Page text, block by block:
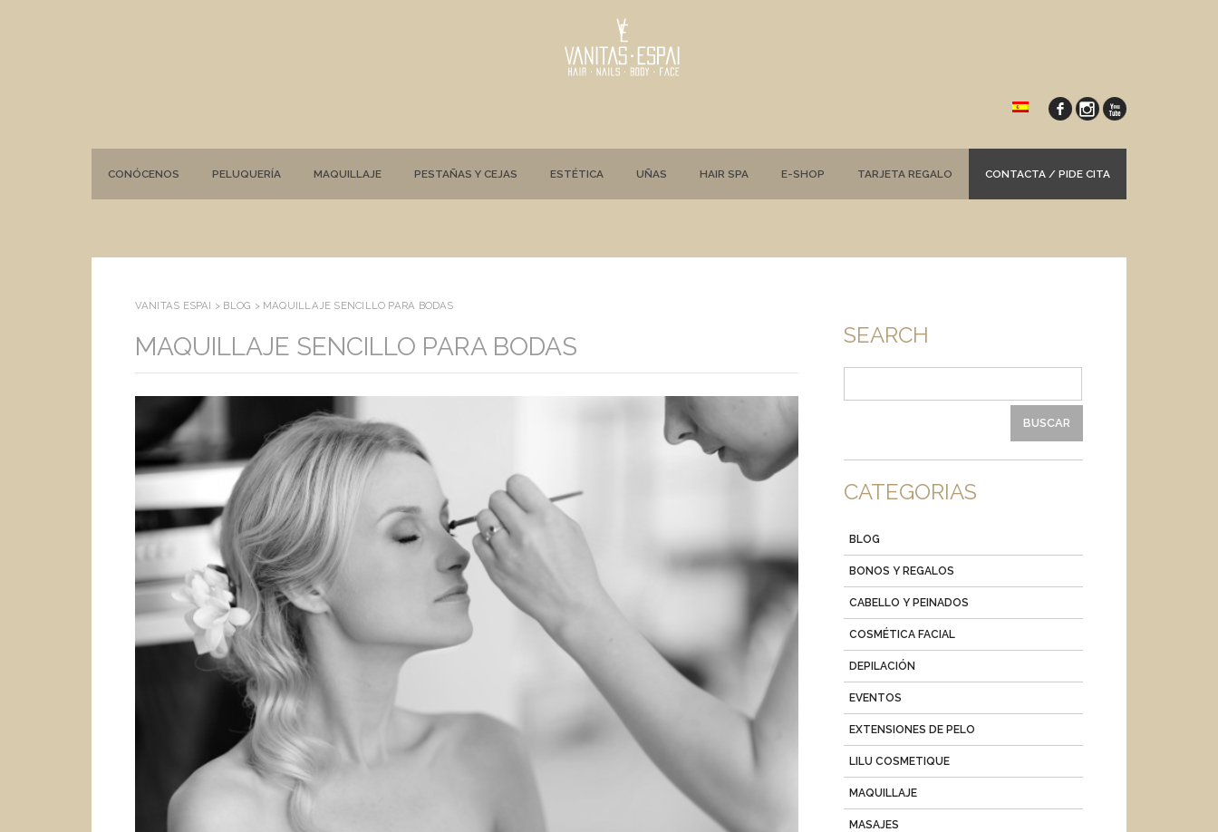
CONÓCENOS PELUQUERÍA MAQUILLAJE PESTAÑAS Y CEJAS ESTÉTICA UÑAS HAIR SPA E-SHOP TARJETA REGALO CONTACTA / PIDE CITA
VANITAS ESPAI > BLOG > MAQUILLAJE SENCILLO PARA BODAS
MAQUILLAJE SENCILLO PARA BODAS SEARCH
CATEGORIAS
BLOG
BONOS Y REGALOS
CABELLO Y PEINADOS
COSMÉTICA FACIAL
DEPILACIÓN
EVENTOS
EXTENSIONES DE PELO
LILU COSMETIQUE
MAQUILLAJE
MASAJES